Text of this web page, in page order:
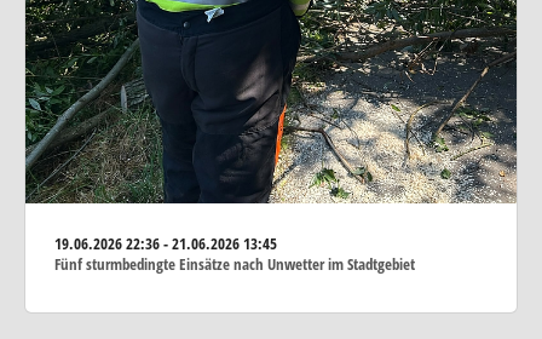
19.06.202622:36 - 21.06.2026 13:45
Fünf sturmbedingte Einsätze nach Unwetter im Stadtgebiet